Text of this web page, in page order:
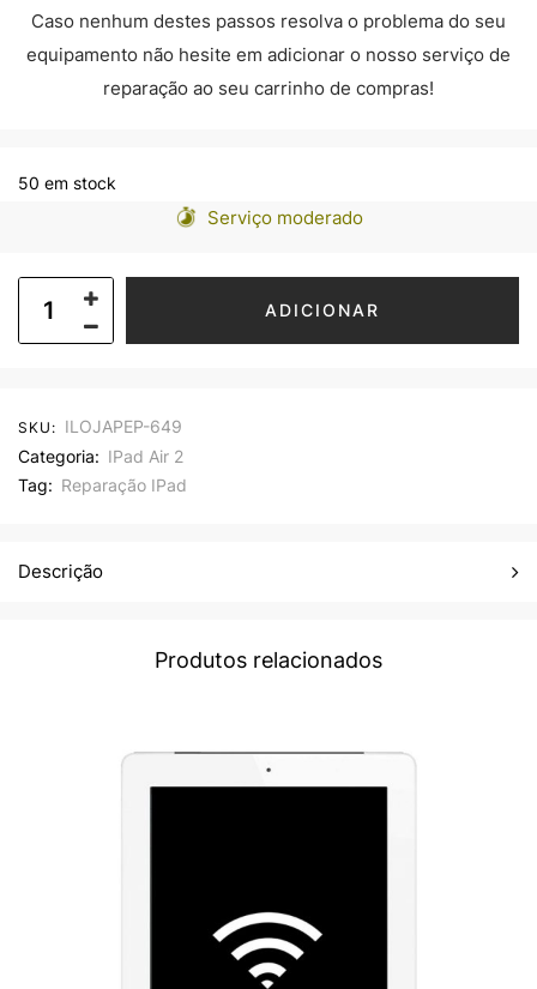
Caso nenhum destes passos resolva o problema do seu
equipamento não hesite em adicionar o nosso serviço de
reparação ao seu carrinho de compras!
50 em stock
Serviço moderado
ADICIONAR
SKU: ILOJAPEP-649
Categoria: IPad Air 2
Tag: Reparação IPad
Descrição
Produtos relacionados